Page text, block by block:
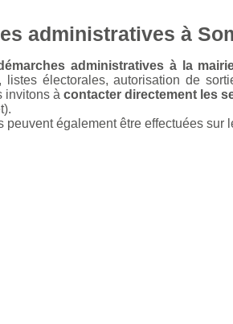
administratives à
administratives à la
listes électorales, autorisation de
invitons à contacter directement les
peuvent également être effectuées